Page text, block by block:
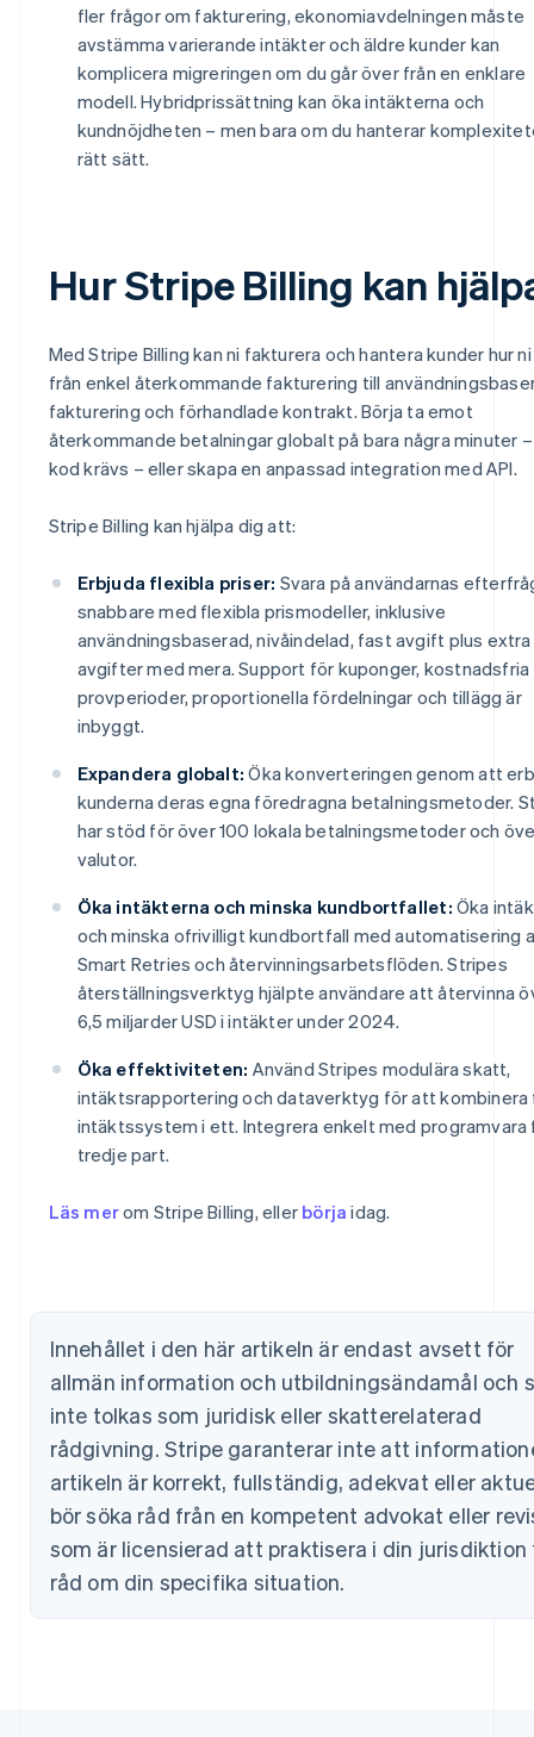
fler frågor om fakturering, ekonomiavdelningen måste
avstämma varierande intäkter och äldre kunder kan
komplicera migreringen om du går över från en enklare
modell. Hybridprissättning kan öka intäkterna och
kundnöjdheten – men bara om du hanterar
rätt sätt.
Hur Stripe Billing kan
Med Stripe Billing kan ni fakturera och hantera kunder hur
från enkel återkommande fakturering till
fakturering och förhandlade kontrakt. Börja ta emot
återkommande betalningar globalt på bara några minuter
kod krävs – eller skapa en anpassad integration med API.
Stripe Billing kan hjälpa dig att:
Erbjuda flexibla priser: Svara på användarnas
snabbare med flexibla prismodeller, inklusive
användningsbaserad, nivåindelad, fast avgift plus extra
avgifter med mera. Support för kuponger, kostnadsfria
provperioder, proportionella fördelningar och tillägg är
inbyggt.
Expandera globalt: Öka konverteringen genom att
kunderna deras egna föredragna betalningsmetoder.
har stöd för över 100 lokala betalningsmetoder och
valutor.
Öka intäkterna och minska kundbortfallet: Öka
och minska ofrivilligt kundbortfall med automatisering
Smart Retries och återvinningsarbetsflöden. Stripes
återställningsverktyg hjälpte användare att återvinna
6,5 miljarder USD i intäkter under 2024.
Öka effektiviteten: Använd Stripes modulära skatt,
intäktsrapportering och dataverktyg för att kombinera
intäktssystem i ett. Integrera enkelt med programvara
tredje part.
Läs merom Stripe Billing, eller börja idag.
Innehållet i den här artikeln är endast avsett för
allmän information och utbildningsändamål och
inte tolkas som juridisk eller skatterelaterad
rådgivning. Stripe garanterar inte att
artikeln är korrekt, fullständig, adekvat eller
bör söka råd från en kompetent advokat eller
som är licensierad att praktisera i din jurisdiktion
råd om din specifika situation.
Australien
NederlandsFrançaisDeutschEnglish
English
Cypern
English
Danmark
English
English
Fastlandskina
简体中文 English
Finland
EnglishSvenska
Frankrike
Förenade Arabemiraten